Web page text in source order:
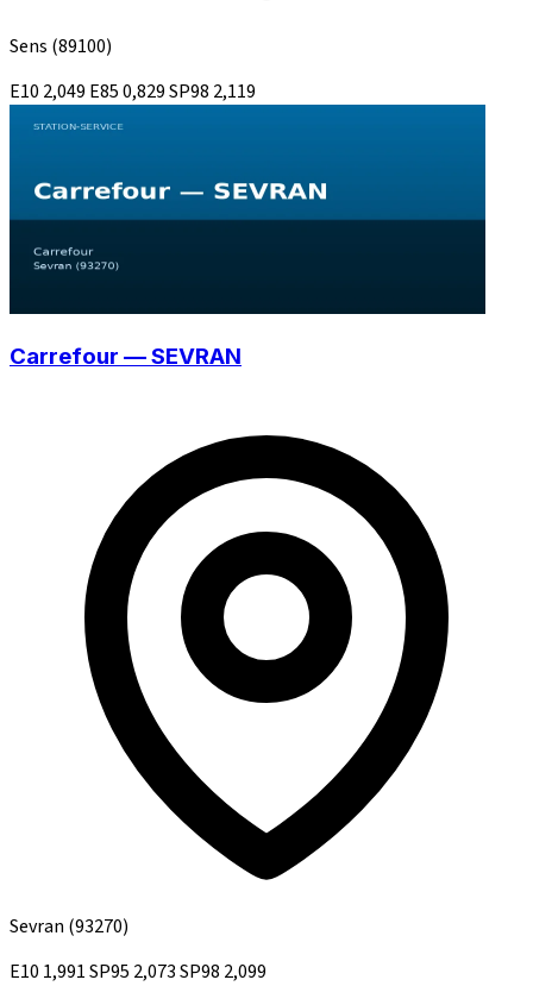
Sens (89100)
E10 2,049 E850,829SP98 2,119
Carrefour — SEVRAN
Sevran (93270)
E10 1,991SP95 2,073SP98 2,099